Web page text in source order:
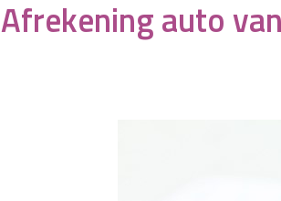
Afrekening auto